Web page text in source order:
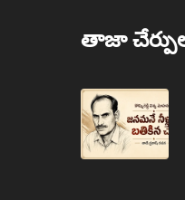
తాజా